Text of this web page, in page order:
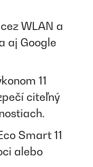
WLAN a
aj Google
11
citeľný
Smart 11
alebo